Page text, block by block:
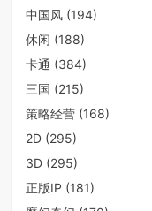
中国风 (194)
休闲 (188)
卡通 (384)
三国 (215)
策略经营 (168)
2D (295)
3D (295)
正版IP (181)